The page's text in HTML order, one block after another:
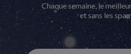
Chaque semaine, le
et sans les